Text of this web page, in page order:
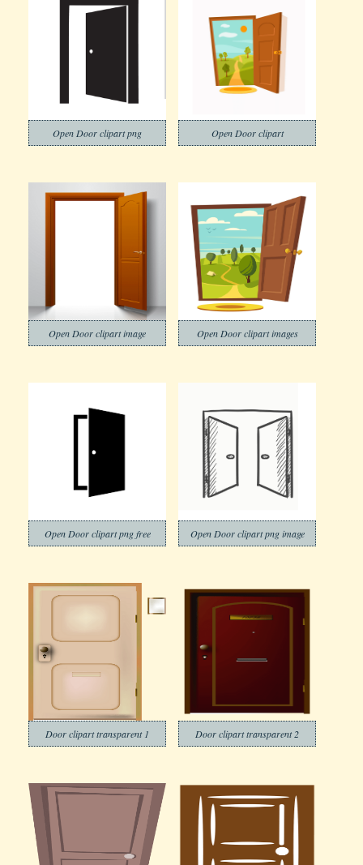
Open Door clipart png Open Door clipart
Open Door clipart image Open Door clipart images
Open Door clipart png free Open Door clipart png image
Door clipart transparent 1 Door clipart transparent 2